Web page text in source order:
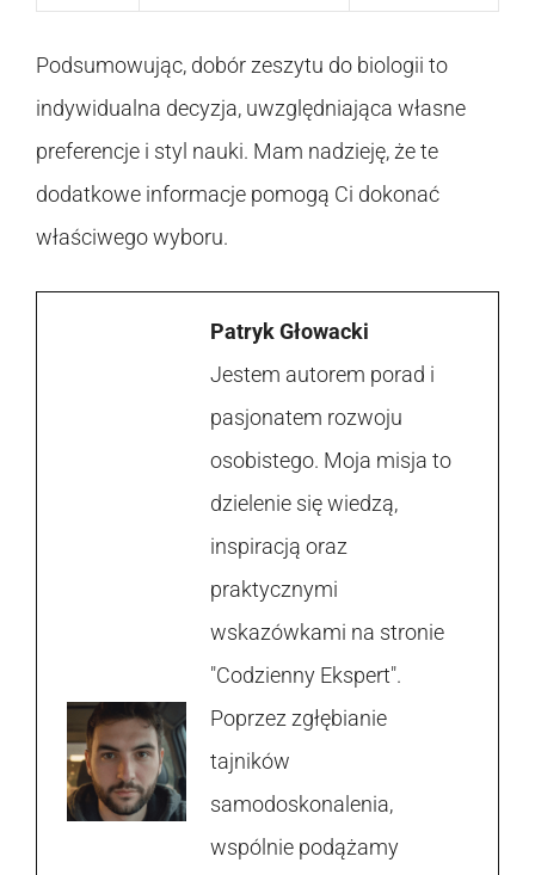
Podsumowując, dobór zeszytu do biologii to
indywidualna decyzja, uwzględniająca własne
preferencje i styl nauki. Mam nadzieję, że te
dodatkowe informacje pomogą Ci dokonać
właściwego wyboru.
Patryk Głowacki
Jestem autorem porad i
pasjonatem rozwoju
osobistego. Moja misja to
dzielenie się wiedzą,
inspiracją oraz
praktycznymi
wskazówkami na stronie
"Codzienny Ekspert".
Poprzez zgłębianie
tajników
samodoskonalenia,
wspólnie podążamy